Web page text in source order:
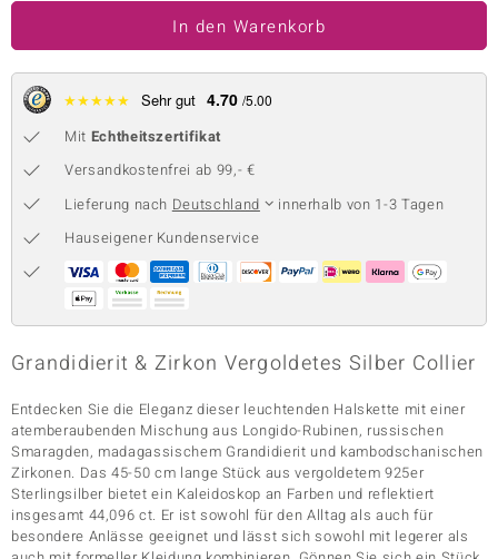
Collection
BY DE MELO
Collection
Classics
In den Warenkorb
★★★★★ Sehr gut 4.70 /5.00
Mit Echtheitszertifikat
Versandkostenfrei ab 99,- €
Lieferung nach Deutschland
innerhalb von 1-3 Tagen
Hauseigener Kundenservice
Grandidierit & Zirkon Vergoldetes Silber Collier
Entdecken Sie die Eleganz dieser leuchtenden Halskette mit einer
atemberaubenden Mischung aus Longido-Rubinen, russischen
Smaragden, madagassischem Grandidierit und kambodschanischen
Zirkonen. Das 45-50 cm lange Stück aus vergoldetem 925er
Sterlingsilber bietet ein Kaleidoskop an Farben und reflektiert
insgesamt 44,096 ct. Er ist sowohl für den Alltag als auch für
besondere Anlässe geeignet und lässt sich sowohl mit legerer als